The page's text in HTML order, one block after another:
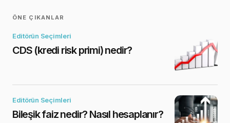
ÖNE ÇIKANLAR
Editörün Seçimleri
CDS (kredi risk primi) nedir?
Editörün Seçimleri
Bileşik faiz nedir? Nasıl hesaplanır?